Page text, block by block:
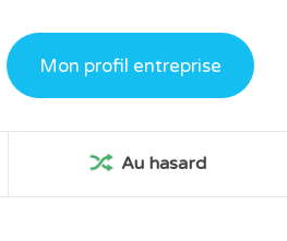
Mon profil entreprise
Au hasard